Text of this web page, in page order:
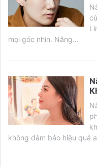
mọi góc nhìn. Nâng...
không đảm bảo hiệu quả